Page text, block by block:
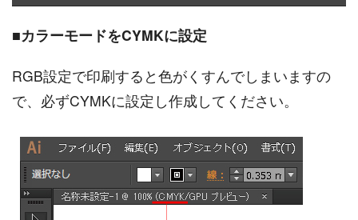
■カラーモードをCYMKに設定
RGB設定で印刷すると色がくすんでしまいますの
で、必ずCYMKに設定し作成してください。